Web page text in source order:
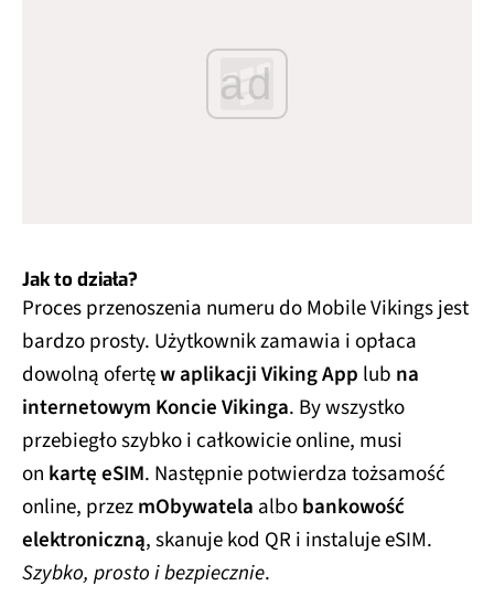
ad
Jak to działa?
Proces przenoszenia numeru do Mobile Vikings jest
bardzo prosty. Użytkownik zamawia i opłaca
dowolną ofertęw aplikacji Viking App lub na
internetowym Koncie Vikinga. By wszystko
przebiegło szybko i całkowicie online, musi
on kartę eSIM. Następnie potwierdza tożsamość
online, przezmObywatela albobankowość
elektroniczną, skanuje kod QR i instaluje eSIM.
Szybko, prosto i bezpiecznie.